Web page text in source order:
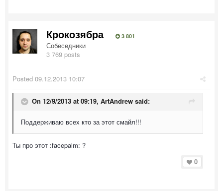
Крокозябра 3 801
Собеседники
3 769 posts
Posted 09.12.2013 10:07
On 12/9/2013 at 09:19, ArtAndrew said:
Поддерживаю всех кто за этот смайл!!!
Ты про этот :facepalm: ?
0